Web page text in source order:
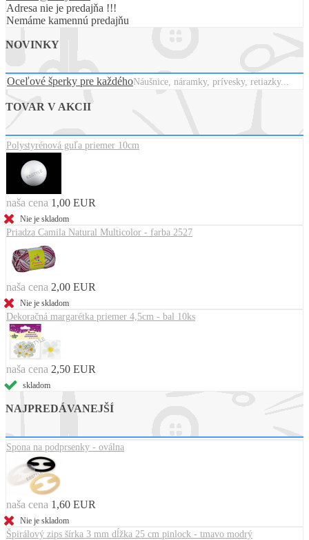
Adresa nie je predajňa !!!
Nemáme kamennú predajňu
NOVINKY
Oceľové šperky pre každéhoNáušnice, náramky, prívesky, retiazky...
TOVAR V AKCII
Polystyrénová guľa priemer 10cm
naša cena 1,00 EUR
Nie je skladom
Priadza Camila Natural Multicolor - farba 2527
naša cena 2,00 EUR
Nie je skladom
Dekoračná margarétka priemer 4,5cm - bal 10ks
naša cena 2,50 EUR
skladom
NAJPREDÁVANEJŠÍ
Spona na podprsenky - oválna
naša cena 1,60 EUR
Nie je skladom
Špirálový zips šírka 3 mm dĺžka 25 cm pinlock - tmavo modrý